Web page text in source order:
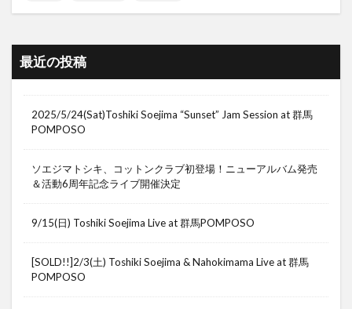
最近の投稿
2025/5/24(Sat)Toshiki Soejima “Sunset” Jam Session at 群馬
POMPOSO
ソエジマトシキ、コットンクラブ初登場！ニューアルバム発売
＆活動6周年記念ライブ開催決定
9/15(日) Toshiki Soejima Live at 群馬POMPOSO
[SOLD!!]2/3(土) Toshiki Soejima & Nahokimama Live at 群馬
POMPOSO